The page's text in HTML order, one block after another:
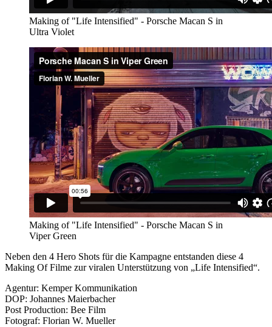
Making of "Life Intensified" - Porsche Macan S in
Ultra Violet
Making of "Life Intensified" - Porsche Macan S in
Viper Green
Neben den 4 Hero Shots für die Kampagne entstanden diese 4
Making Of Filme zur viralen Unterstützung von „Life Intensified“.
Agentur: Kemper Kommunikation
DOP: Johannes Maierbacher
Post Production: Bee Film
Fotograf: Florian W. Mueller